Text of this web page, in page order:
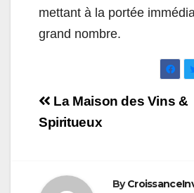
mettant à la portée
grand nombre.
Navigation
de
La Maison des Vins &
Spiritueux
By